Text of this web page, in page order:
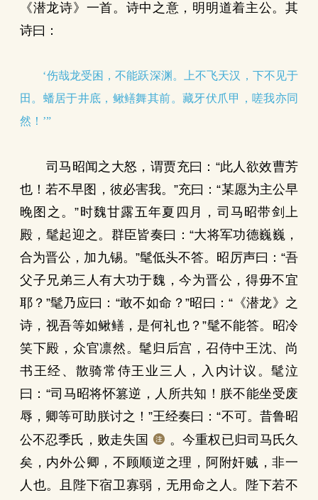
《潜龙诗》一首。诗中之意，明明道着主公。其
诗曰：
‘伤哉龙受困，不能跃深渊。上不飞天汉，下不见于
田。蟠居于井底，鳅鳝舞其前。藏牙伏爪甲，嗟我亦同
然！’”
司马昭闻之大怒，谓贾充曰：“此人欲效曹芳
也！若不早图，彼必害我。”充曰：“某愿为主公早
晚图之。”时魏甘露五年夏四月，司马昭带剑上
殿，髦起迎之。群臣皆奏曰：“大将军功德巍巍，
合为晋公，加九锡。”髦低头不答。昭厉声曰：“吾
父子兄弟三人有大功于魏，今为晋公，得毋不宜
耶？”髦乃应曰：“敢不如命？”昭曰：“《潜龙》之
诗，视吾等如鳅鳝，是何礼也？”髦不能答。昭冷
笑下殿，众官凛然。髦归后宫，召侍中王沈、尚
书王经、散骑常侍王业三人，入内计议。髦泣
曰：“司马昭将怀篡逆，人所共知！朕不能坐受废
辱，卿等可助朕讨之！”王经奏曰：“不可。昔鲁昭
公不忍季氏，败走失国
。今重权已归司马氏久
矣，内外公卿，不顾顺逆之理，阿附奸贼，非一
人也。且陛下宿卫寡弱，无用命之人。陛下若不